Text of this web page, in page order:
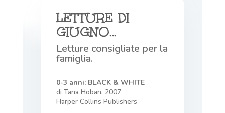
LETTURE DI
GIUGNO…
Letture consigliate per la
famiglia.
0-3 anni: BLACK & WHITE
di Tana Hoban, 2007
Harper Collins Publishers